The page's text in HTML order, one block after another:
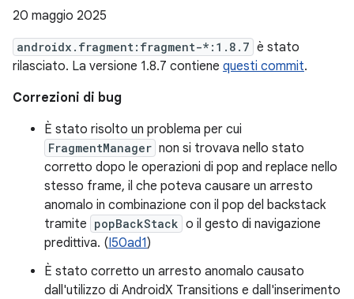
20 maggio 2025
androidx.fragment:fragment-*:1.8.7 è stato
rilasciato. La versione 1.8.7 contiene questi commit.
Correzioni di bug
È stato risolto un problema per cui
FragmentManager non si trovava nello stato
corretto dopo le operazioni di pop and replace nello
stesso frame, il che poteva causare un arresto
anomalo in combinazione con il pop del backstack
tramite popBackStack o il gesto di navigazione
predittiva. (I50ad1)
È stato corretto un arresto anomalo causato
dall'utilizzo di AndroidX Transitions e dall'inserimento